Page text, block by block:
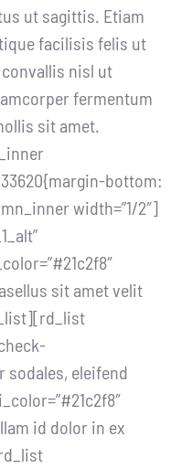
ut sagittis. Etiam
facilisis felis ut
nisl ut
fermentum
sit amet.
bottom:
width=”1/2″]
sit amet velit
sodales, eleifend
id dolor in ex